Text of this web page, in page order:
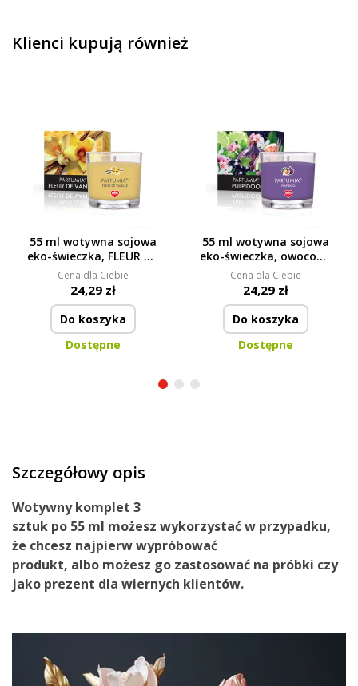
Klienci kupują również
55 ml wotywna sojowa
eko-świeczka, FLEUR DE
VANILLE, PARFUMIA®
Cena dla Ciebie
24,29 zł
Do koszyka
Dostępne
55 ml wotywna sojowa
eko-świeczka, owocowy
koktajl PULPIDOO,
PARFUMIA®
Cena dla Ciebie
24,29 zł
Do koszyka
Dostępne
Szczegółowy opis
Wotywnykomplet 3
sztuk po 55 ml możesz wykorzystać w przypadku,
że chcesz najpierw wypróbować
produkt, albo możesz go zastosować na próbki czy
jako prezent dla wiernych klientów.